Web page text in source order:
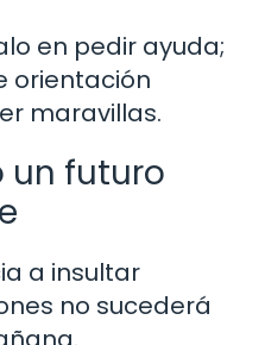
en pedir ayuda;
orientación
maravillas.
un futuro
a insultar
no sucederá